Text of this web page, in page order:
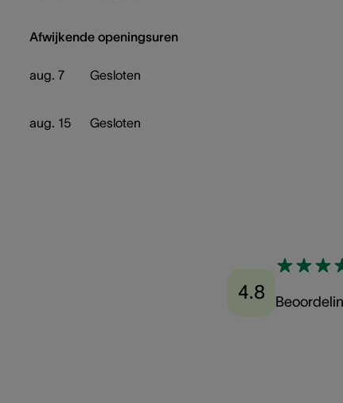
Afwijkende openingsuren
aug. 7 Gesloten
aug. 15 Gesloten
4.8